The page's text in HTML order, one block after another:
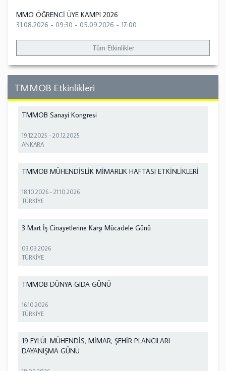
MMO ÖĞRENCİ ÜYE KAMPI 2026
31.08.2026 - 09:30 - 05.09.2026 - 17:00
Tüm Etkinlikler
TMMOB Etkinlikleri
TMMOB Sanayi Kongresi
19.12.2025 -20.12.2025
ANKARA
TMMOB MÜHENDİSLİK MİMARLIK HAFTASI ETKİNLİKLERİ
18.10.2026 -21.10.2026
TÜRKİYE
3 Mart İş Cinayetlerine Karşı Mücadele Günü
03.03.2026
TÜRKİYE
TMMOB DÜNYA GIDA GÜNÜ
16.10.2026
TÜRKİYE
19 EYLÜL MÜHENDİS, MİMAR, ŞEHİR PLANCILARI
DAYANIŞMA GÜNÜ